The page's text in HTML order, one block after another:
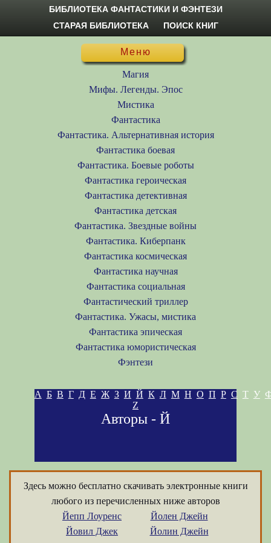
БИБЛИОТЕКА ФАНТАСТИКИ И ФЭНТЕЗИ
СТАРАЯ БИБЛИОТЕКА
ПОИСК КНИГ
Меню
Магия
Мифы. Легенды. Эпос
Мистика
Фантастика
Фантастика. Альтернативная история
Фантастика боевая
Фантастика. Боевые роботы
Фантастика героическая
Фантастика детективная
Фантастика детская
Фантастика. Звездные войны
Фантастика. Киберпанк
Фантастика космическая
Фантастика научная
Фантастика социальная
Фантастический триллер
Фантастика. Ужасы, мистика
Фантастика эпическая
Фантастика юмористическая
Фэнтези
А Б В Г Д Е Ж З И Й К Л М Н О П Р С Т У
Z
Авторы - Й
Здесь можно бесплатно скачивать электронные книги
любого из перечисленных ниже авторов
Йепп Лоуренс
Йовил Джек
Йолен Джейн
Йолин Джейн